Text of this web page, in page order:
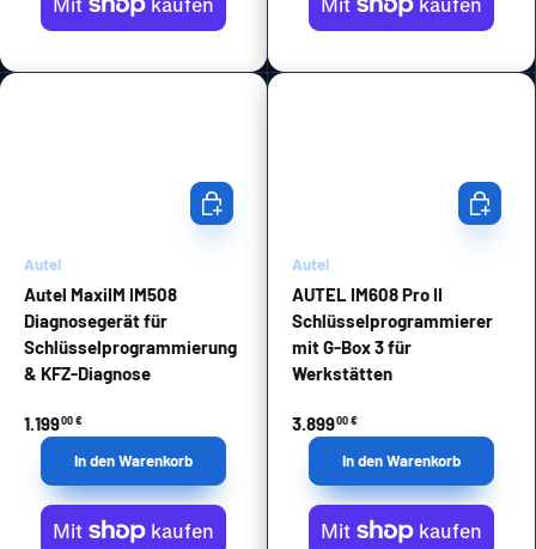
Autel
Autel MaxiIM IM508
Diagnosegerät für
Schlüsselprogrammierung
& KFZ-Diagnose
1.19900 €
In den Warenkorb
In den Warenkorb
Autel
AUTEL IM608 Pro II
Schlüsselprogrammierer
mit G-Box 3 für
Werkstätten
3.89900 €
In den
In den Warenkorb